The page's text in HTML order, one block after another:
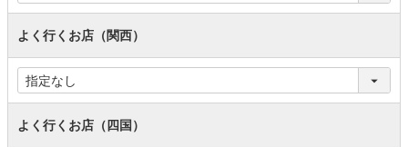
よく行くお店（関西）
よく行くお店（四国）